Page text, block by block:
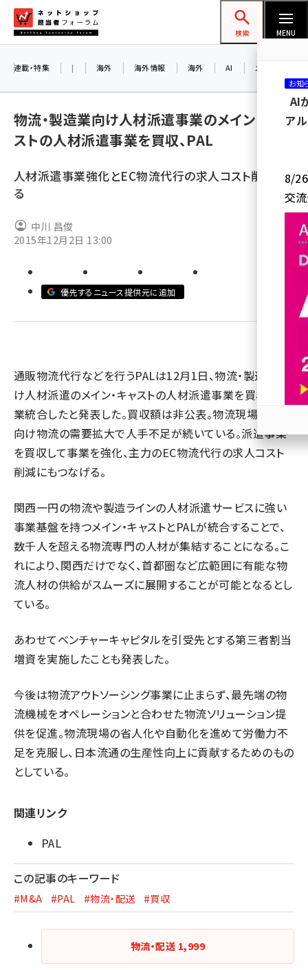
ン
ネットショップ担当者フォーラム
検索 MENU
yahoo (1907)
ecbeing (1211)
base (1083)
連載・特集 | 海外 海外情報 海外 AI メタバース
物流・製造業向け人材派遣事業のメイン・キャ
ストの人材派遣事業を買収、PAL
人材派遣事業強化とEC物流代行の求人コスト削減図
る
中川 昌俊
2015年12月2日 13:00
優先するニュース提供元に追加
通販物流代行などを行うPALは12月1日、物流・製造業向
け人材派遣のメイン・キャストの人材派遣事業を買収し、事
業統合したと発表した。買収額は非公表。物流現場ではEC
向け物流の需要拡大で人手不足が続いている。派遣事業
を買収して事業を強化、主力のEC物流代行の求人コスト
削減にもつなげる。
関西一円の物流や製造ラインの人材派遣サービスに強い
事業基盤を持つメイン・キャストとPALが統合することで、
数千人を超える物流専門の人材が集結することになる。こ
れにより、関西だけでなく、首都圏など広範囲に有能な物
流人材の供給がスムーズに展開することが可能となるとし
ている。
あわせてベンチャーキャピタルを引受先とする第三者割当
増資を実施したことも発表した。
今後は物流アウトソーシング事業に止まらず、最先端の物
流機械をオペレーションと合わせた物流ソリューション提
供を促進。物流現場の省人化や自動化を進めて労働力不
足を克服し、日本流通の生産性向上に貢献するためのもの
としている。
関連リンク
PAL
この記事のキーワード
#M&A #PAL #物流・配送 #買収
物流・配送 1,999
お知
AI
ア
8/26
交
参